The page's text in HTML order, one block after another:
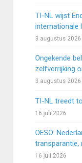
TI-NL wijst
internationale
3 augustus 2026
Ongekende
zelfverrijking
3 augustus 2026
TI-NL treedt
16 juli 2026
OESO:
16 juli 2026